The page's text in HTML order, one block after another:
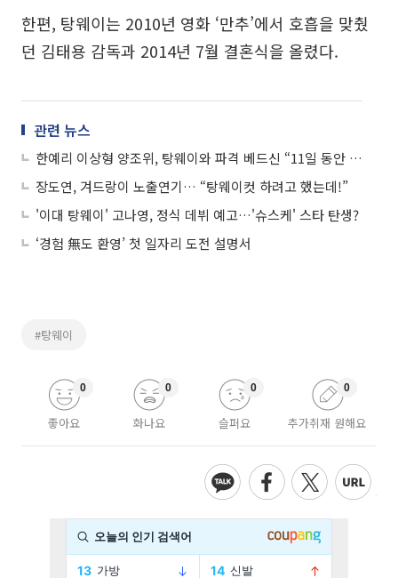
한편, 탕웨이는 2010년 영화 ‘만추’에서 호흡을 맞췄
던 김태용 감독과 2014년 7월 결혼식을 올렸다.
관련 뉴스
한예리 이상형 양조위, 탕웨이와 파격 베드신 “11일 동안 촬영”
장도연, 겨드랑이 노출연기… “탕웨이컷 하려고 했는데!”
'이대 탕웨이' 고나영, 정식 데뷔 예고…'슈스케' 스타 탄생?
‘경험 無도 환영’ 첫 일자리 도전 설명서
#탕웨이
좋아요
0
화나요
0
슬퍼요
0
추가취재 원해요
0